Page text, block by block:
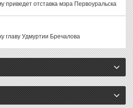
приведет отставка мэра Первоуральска
главу Удмуртии Бречалова